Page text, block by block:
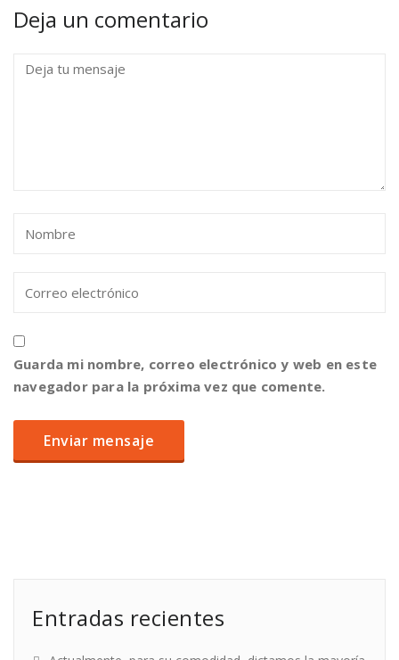
Deja un comentario
Guarda mi nombre, correo electrónico y web en este
navegador para la próxima vez que comente.
Entradas recientes